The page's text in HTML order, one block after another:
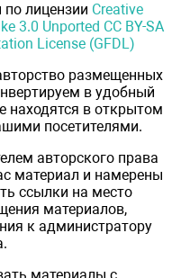
лицензии Creative
3.0 Unported CC BY-SA
License (GFDL)
размещенных
в удобный
находятся в открытом
посетителями.
авторского права
материал и намерены
ссылки на место
материалов,
к администратору